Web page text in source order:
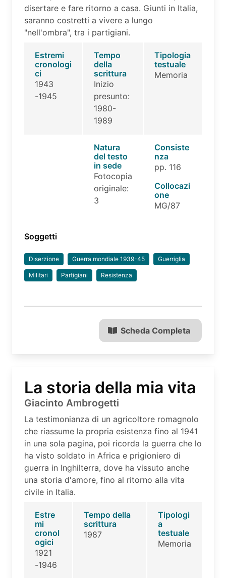
disertare e fare ritorno a casa. Giunti in Italia,
saranno costretti a vivere a lungo
"nell'ombra", tra i partigiani.
Estremi
cronologi
ci
1943
-1945
Tempo
della
scrittura
Inizio
presunto:
1980-
1989
Tipologia
testuale
Memoria
Natura
del testo
in sede
Fotocopia
originale:
3
Consiste
nza
pp. 116
Collocazi
one
MG/87
Soggetti
Diserzione Guerra mondiale 1939-45 Guerriglia
Militari Partigiani Resistenza
Scheda Completa
La storia della mia vita
Giacinto Ambrogetti
La testimonianza di un agricoltore romagnolo
che riassume la propria esistenza fino al 1941
in una sola pagina, poi ricorda la guerra che lo
ha visto soldato in Africa e prigioniero di
guerra in Inghilterra, dove ha vissuto anche
una storia d'amore, fino al ritorno alla vita
civile in Italia.
Estre
mi
cronol
ogici
1921
-1946
Tempo della
scrittura
1987
Tipologi
a
testuale
Memoria